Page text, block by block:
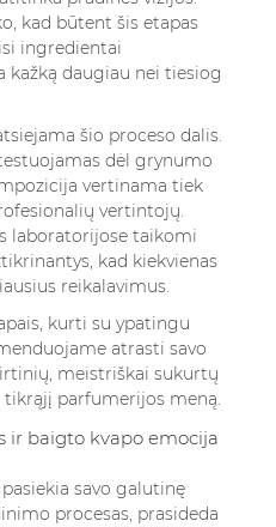
kad būtent šis etapas
ingredientai
kažką daugiau nei tiesiog
šio proceso dalis.
dėl grynumo
vertinama tiek
vertintojų.
laboratorijose taikomi
kad kiekvienas
reikalavimus.
kurti su ypatingu
atrasti savo
meistriškai sukurtų
tikrąjį parfumerijos meną.
ir baigto kvapo emocija
savo galutinę
procesas, prasideda